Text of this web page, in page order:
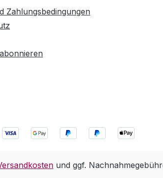
Zahlungsbedingungen
und ggf.